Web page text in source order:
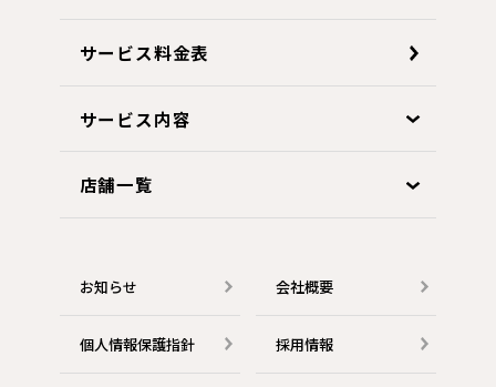
サービス料金表
サービス内容
店舗一覧
お知らせ 会社概要
個人情報保護指針 採用情報